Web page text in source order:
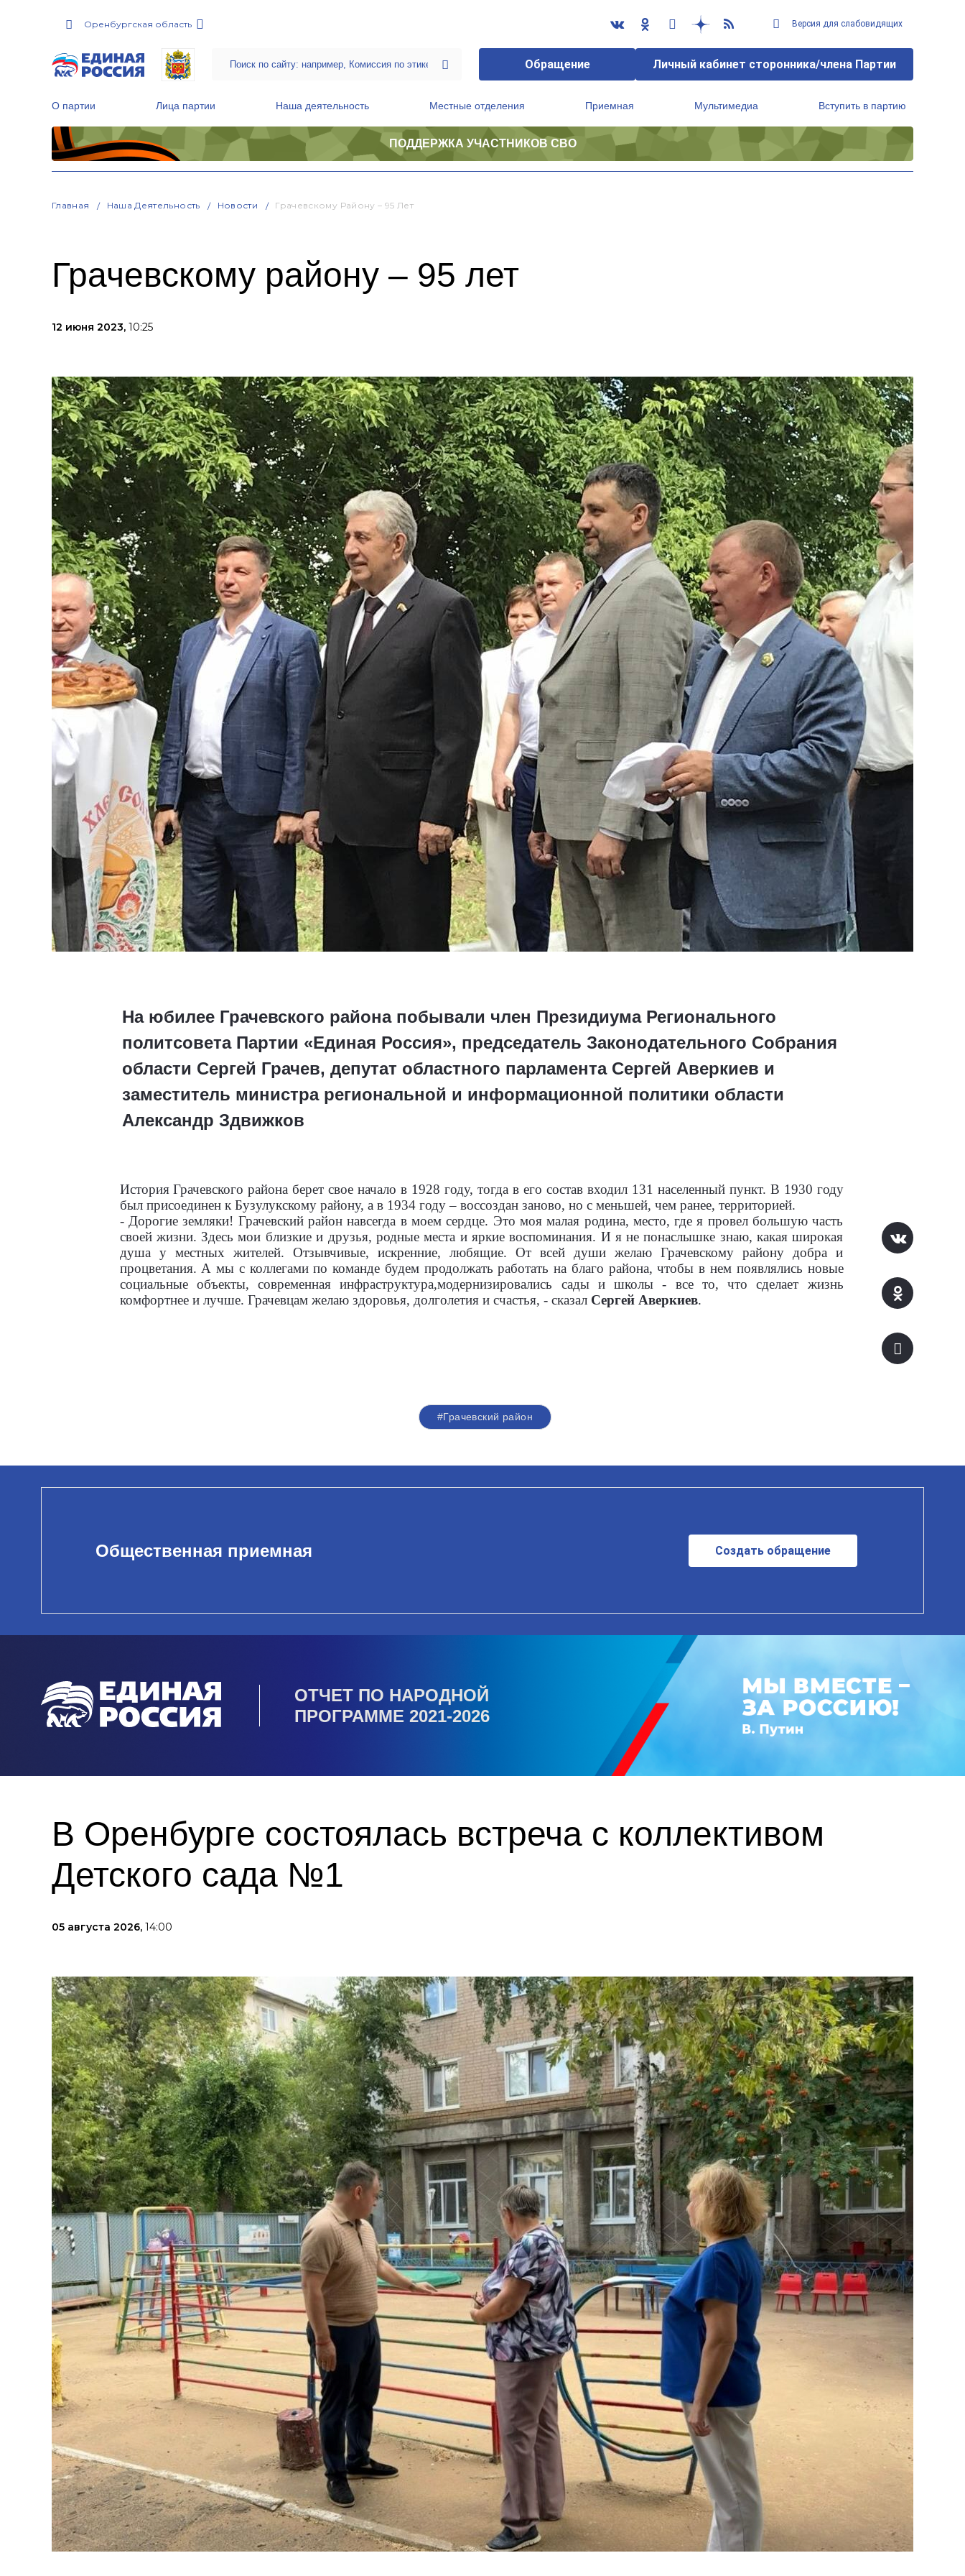
Оренбургская область Версия для слабовидящих
Обращение Личный кабинет сторонника/члена Партии
О партии Лица партии Наша деятельность Местные отделения Приемная Мультимедиа Вступить в партию
ПОДДЕРЖКА УЧАСТНИКОВ СВО
Главная Наша Деятельность Новости Грачевскому Району – 95 Лет
Грачевскому району – 95 лет
12 июня 2023, 10:25
На юбилее Грачевского района побывали член Президиума Регионального
политсовета Партии «Единая Россия», председатель Законодательного Собрания
области Сергей Грачев, депутат областного парламента Сергей Аверкиев и
заместитель министра региональной и информационной политики области
Александр Здвижков
История Грачевского района берет свое начало в 1928 году, тогда в его состав входил 131 населенный пункт. В 1930 году
был присоединен к Бузулукскому району, а в 1934 году – воссоздан заново, но с меньшей, чем ранее, территорией.
- Дорогие земляки! Грачевский район навсегда в моем сердце. Это моя малая родина, место, где я провел большую часть
своей жизни. Здесь мои близкие и друзья, родные места и яркие воспоминания. И я не понаслышке знаю, какая широкая
душа у местных жителей. Отзывчивые, искренние, любящие. От всей души желаю Грачевскому району добра и
процветания. А мы с коллегами по команде будем продолжать работать на благо района, чтобы в нем появлялись новые
социальные объекты, современная инфраструктура,модернизировались сады и школы - все то, что сделает жизнь
комфортнее и лучше. Грачевцам желаю здоровья, долголетия и счастья, - сказал Сергей Аверкиев.
#Грачевский район
Общественная приемная Создать обращение
ОТЧЕТ ПО НАРОДНОЙ
ПРОГРАММЕ 2021-2026
В Оренбурге состоялась встреча с коллективом
Детского сада №1
05 августа 2026, 14:00